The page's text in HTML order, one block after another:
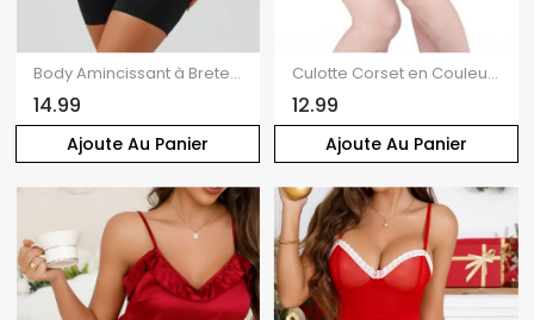
Ajoute Au Panier
Body Amincissant à Bretelles Ajustables à Dos Nu en Couleur Solide
14.99
Ajoute Au Panier
Culotte Corset en Couleur Unie à Taille Haute
12.99